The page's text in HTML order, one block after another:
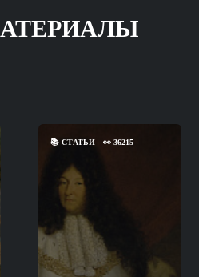
📚СТАТЬИ 👀36215